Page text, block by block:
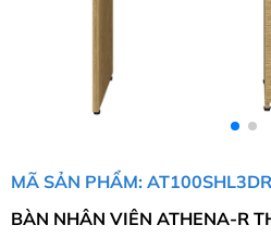
MÃ SẢN PHẨM: AT100SHL3DR
BÀN NHÂN VIÊN ATHENA-R